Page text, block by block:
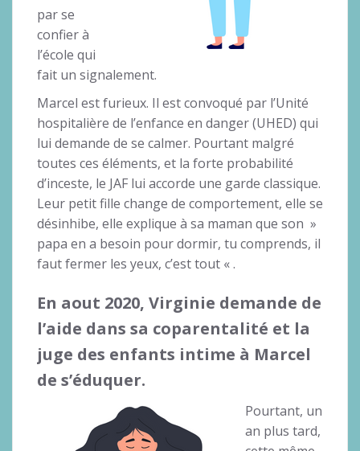
par se
confier à
l’école qui
fait un signalement.
Marcel est furieux. Il est convoqué par l’Unité
hospitalière de l’enfance en danger (UHED) qui
lui demande de se calmer. Pourtant malgré
toutes ces éléments, et la forte probabilité
d’inceste, le JAF lui accorde une garde classique.
Leur petit fille change de comportement, elle se
désinhibe, elle explique à sa maman que son »
papa en a besoin pour dormir, tu comprends, il
faut fermer les yeux, c’est tout « .
En aout 2020, Virginie demande de
l’aide dans sa coparentalité et la
juge des enfants intime à Marcel
de s’éduquer.
Pourtant, un
an plus tard,